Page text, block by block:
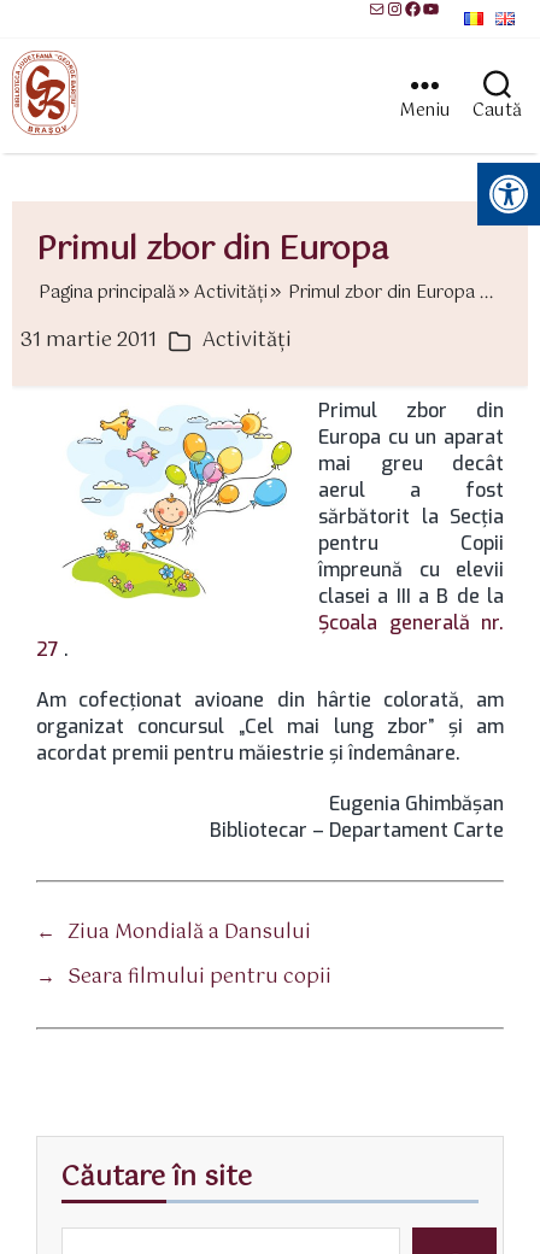
MailInstagram
Facebook
YouTube
Meniu Caută
Instrumente pentru accesibilitate
Primul zbor din Europa
Pagina principală Activităţi Primul zbor din Europa ...
31 martie 2011 Categorii
Activităţi
Primul zbor din
Europa cu un aparat
mai greu decât
aerul a fost
sărbătorit la Secţia
pentru Copii
împreună cu elevii
clasei a III a B de la
Şcoala generală nr.
27 .
Am cofecţionat avioane din hârtie colorată, am
organizat concursul „Cel mai lung zbor” şi am
acordat premii pentru măiestrie şi îndemânare.
Eugenia Ghimbăşan
Bibliotecar – Departament Carte
← Ziua Mondială a Dansului
→ Seara filmului pentru copii
Căutare în site